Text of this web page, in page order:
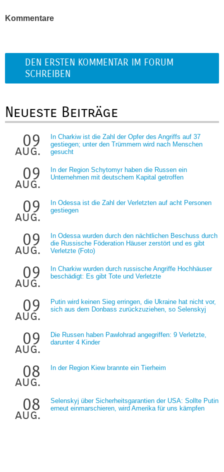
Kommentare
DEN ERSTEN KOMMENTAR IM FORUM
SCHREIBEN
Neueste Beiträge
09
aug.
In Charkiw ist die Zahl der Opfer des Angriffs auf 37
gestiegen; unter den Trümmern wird nach Menschen
gesucht
09
aug.
In der Region Schytomyr haben die Russen ein
Unternehmen mit deutschem Kapital getroffen
09
aug.
In Odessa ist die Zahl der Verletzten auf acht Personen
gestiegen
09
aug.
In Odessa wurden durch den nächtlichen Beschuss durch
die Russische Föderation Häuser zerstört und es gibt
Verletzte (Foto)
09
aug.
In Charkiw wurden durch russische Angriffe Hochhäuser
beschädigt: Es gibt Tote und Verletzte
09
aug.
Putin wird keinen Sieg erringen, die Ukraine hat nicht vor,
sich aus dem Donbass zurückzuziehen, so Selenskyj
09
aug.
Die Russen haben Pawlohrad angegriffen: 9 Verletzte,
darunter 4 Kinder
08
aug.
In der Region Kiew brannte ein Tierheim
08
aug.
Selenskyj über Sicherheitsgarantien der USA: Sollte Putin
erneut einmarschieren, wird Amerika für uns kämpfen